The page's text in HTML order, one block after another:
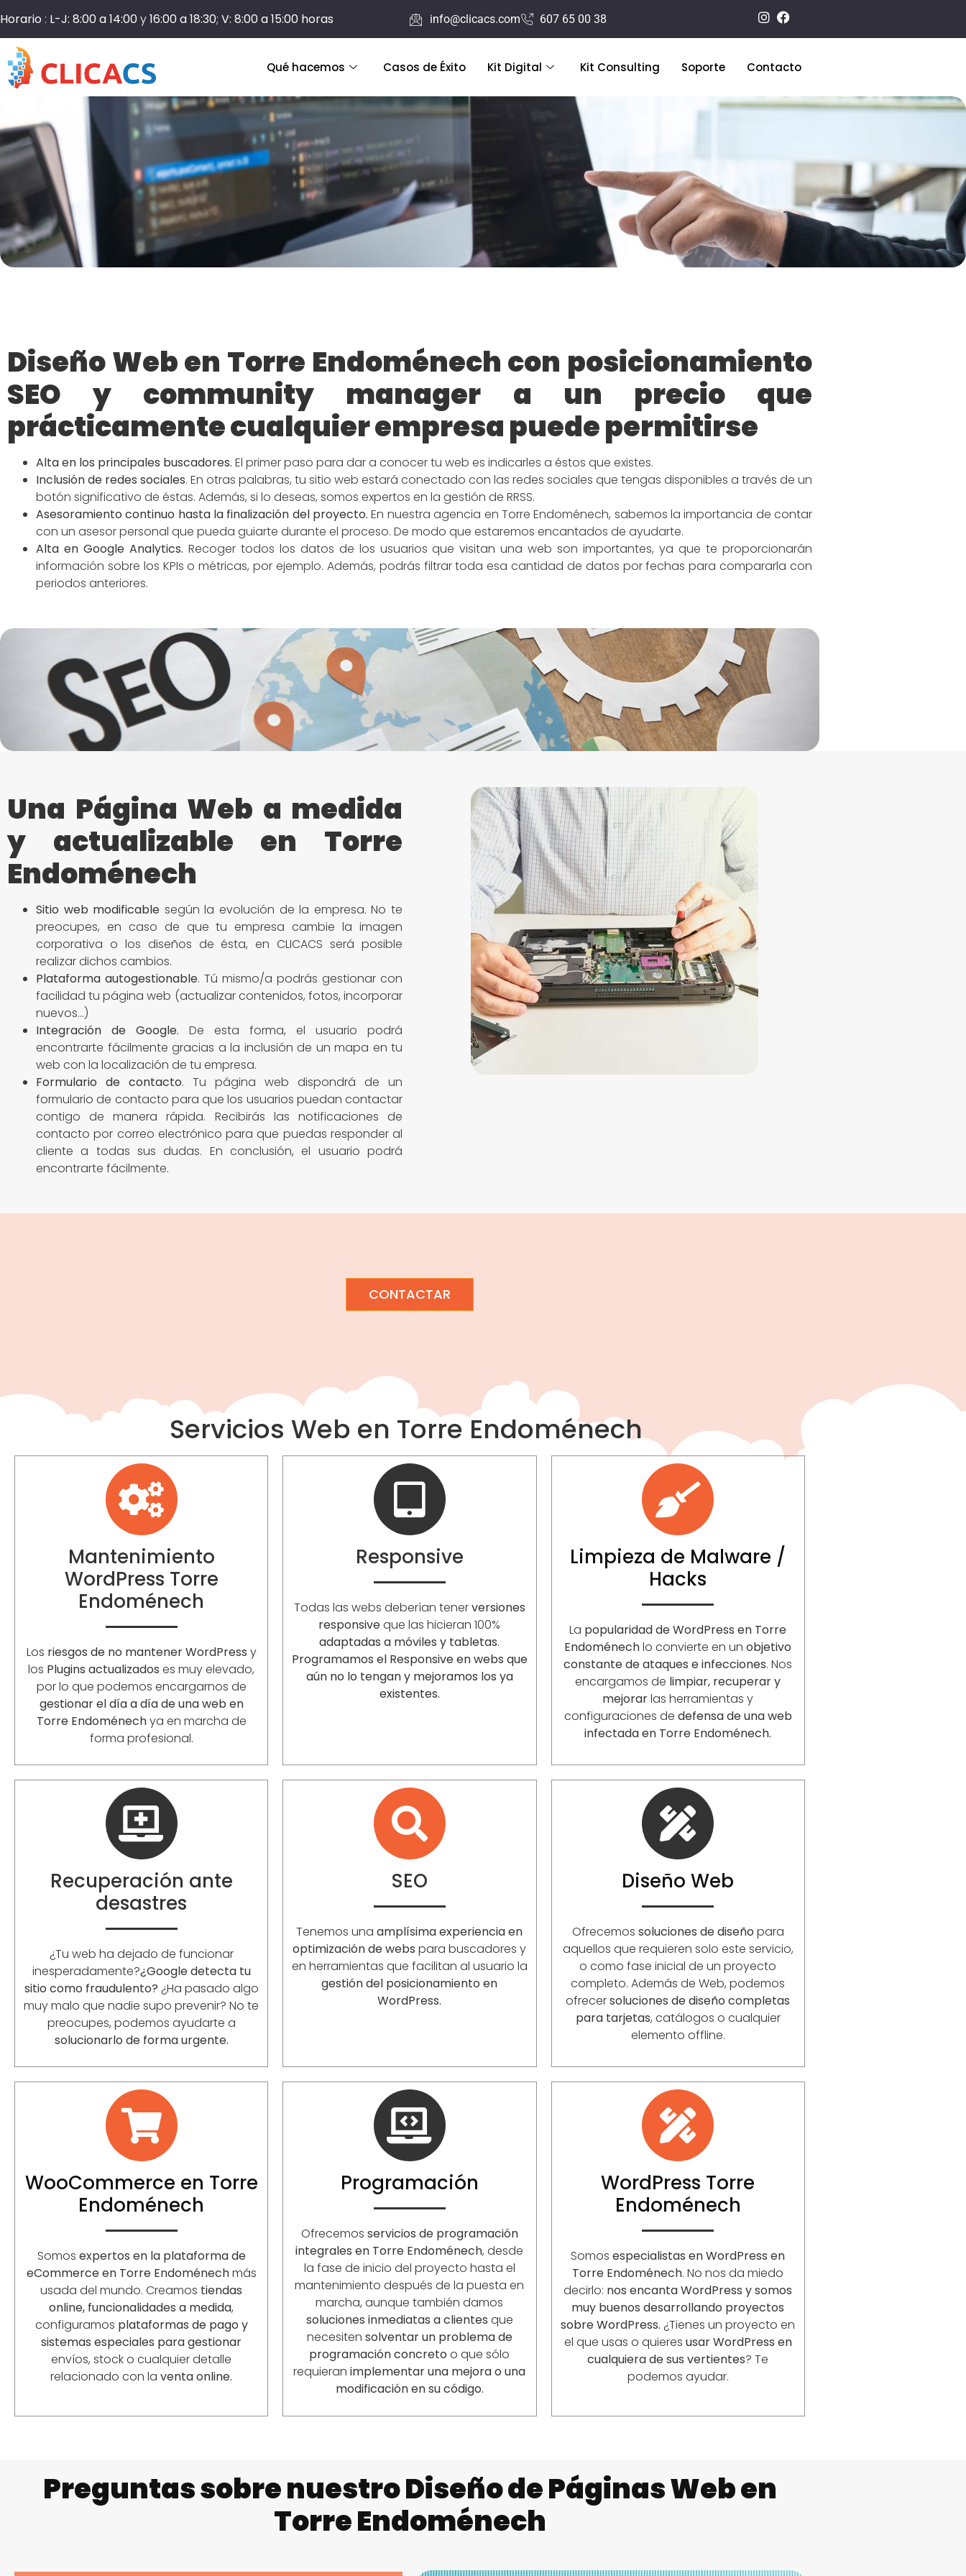
Horario : L-J: 8:00 a 14:00y16:00 a 18:30; V: 8:00 a 15:00 horas info@clicacs.com 607 65 00 38
Qué hacemos Casos de Éxito Kit Digital Kit Consulting Soporte Contacto
Diseño Web en Torre Endoménech con posicionamiento
SEO y community manager a un precio que
prácticamente cualquier empresa puede permitirse
Alta en los principales buscadores. El primer paso para dar a conocer tu web es indicarles a éstos que existes.
Inclusión de redes sociales. En otras palabras, tu sitio web estará conectado con las redes sociales que tengas disponibles a través de un
botón significativo de éstas. Además, si lo deseas, somos expertos en la gestión de RRSS.
Asesoramiento continuo hasta la finalización del proyecto. En nuestra agencia en Torre Endoménech, sabemos la importancia de contar
con un asesor personal que pueda guiarte durante el proceso. De modo que estaremos encantados de ayudarte.
Alta en Google Analytics. Recoger todos los datos de los usuarios que visitan una web son importantes, ya que te proporcionarán
información sobre los KPIs o métricas, por ejemplo. Además, podrás filtrar toda esa cantidad de datos por fechas para compararla con
periodos anteriores.
Una Página Web a medida
y actualizable en Torre
Endoménech
Sitio web modificable según la evolución de la empresa. No te
preocupes, en caso de que tu empresa cambie la imagen
corporativa o los diseños de ésta, en CLICACS será posible
realizar dichos cambios.
Plataforma autogestionable. Tú mismo/a podrás gestionar con
facilidad tu página web (actualizar contenidos, fotos, incorporar
nuevos…)
Integración de Google. De esta forma, el usuario podrá
encontrarte fácilmente gracias a la inclusión de un mapa en tu
web con la localización de tu empresa.
Formulario de contacto. Tu página web dispondrá de un
formulario de contacto para que los usuarios puedan contactar
contigo de manera rápida. Recibirás las notificaciones de
contacto por correo electrónico para que puedas responder al
cliente a todas sus dudas. En conclusión, el usuario podrá
encontrarte fácilmente.
CONTACTAR
Servicios Web en Torre Endoménech
Mantenimiento
WordPress Torre
Endoménech
Los riesgos de no mantener WordPress y
los Plugins actualizados es muy elevado,
por lo que podemos encargarnos de
gestionar el día a día de una web en
Torre Endoménechya en marcha de
forma profesional.
Responsive
Todas las webs deberían tenerversiones
responsiveque las hicieran 100%
adaptadas a móviles y tabletas.
Programamos el Responsive en webs que
aún no lo tengan y mejoramos los ya
existentes.
Limpieza de Malware /
Hacks
La popularidad de WordPress en Torre
Endoménechlo convierte en unobjetivo
constante de ataques e infecciones. Nos
encargamos de limpiar, recuperar y
mejorarlas herramientas y
configuraciones de defensa de una web
infectada en Torre Endoménech.
Recuperación ante
desastres
¿Tu web ha dejado de funcionar
inesperadamente?¿Google detecta tu
sitio como fraudulento? ¿Ha pasado algo
muy malo que nadie supo prevenir? No te
preocupes, podemos ayudarte a
solucionarlo de forma urgente.
SEO
Tenemos unaamplísima experiencia en
optimización de webs para buscadores y
en herramientas que facilitan al usuario la
gestión del posicionamiento en
WordPress.
Diseño Web
Ofrecemos soluciones de diseño para
aquellos que requieren solo este servicio,
o como fase inicial de un proyecto
completo. Además de Web, podemos
ofrecersoluciones de diseño completas
para tarjetas, catálogos o cualquier
elemento offline.
WooCommerce en Torre
Endoménech
Somos expertos en la plataforma de
eCommerce en Torre Endoménechmás
usada del mundo. Creamos tiendas
online, funcionalidades a medida,
configuramos plataformas de pago y
sistemas especiales para gestionar
envíos, stock o cualquier detalle
relacionado con laventa online.
Programación
Ofrecemos servicios de programación
integrales en Torre Endoménech, desde
la fase de inicio del proyecto hasta el
mantenimiento después de la puesta en
marcha, aunque también damos
soluciones inmediatas a clientes que
necesiten solventar un problema de
programación concreto o que sólo
requieranimplementar una mejora o una
modificación en su código.
WordPress Torre
Endoménech
Somos especialistas en WordPress en
Torre Endoménech. No nos da miedo
decirlo: nos encanta WordPress y somos
muy buenos desarrollando proyectos
sobre WordPress. ¿Tienes un proyecto en
el que usas o quieres usar WordPress en
cualquiera de sus vertientes? Te
podemos ayudar.
Preguntas sobre nuestro Diseño de Páginas Web en
Torre Endoménech